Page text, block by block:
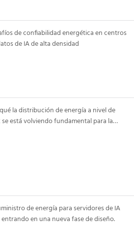
de confiabilidad energética en centros
de IA de alta densidad
la distribución de energía a nivel de
se está volviendo fundamental para la
de energía para servidores de IA
en una nueva fase de diseño.